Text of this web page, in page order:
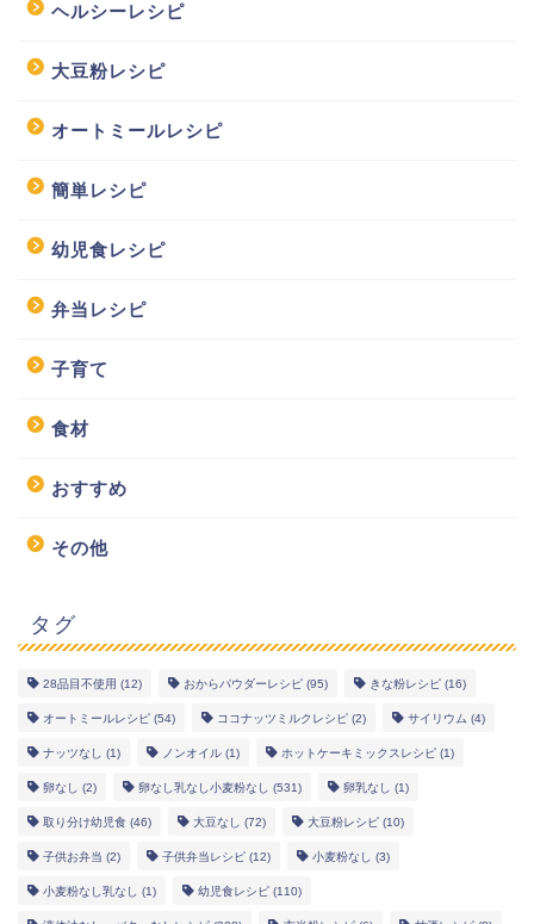
ヘルシーレシピ
大豆粉レシピ
オートミールレシピ
簡単レシピ
幼児食レシピ
弁当レシピ
子育て
食材
おすすめ
その他
タグ
28品目不使用 (12) おからパウダーレシピ (95) きな粉レシピ (16)
オートミールレシピ (54) ココナッツミルクレシピ (2) サイリウム (4)
ナッツなし (1) ノンオイル (1) ホットケーキミックスレシピ (1)
卵なし (2) 卵なし乳なし小麦粉なし (531) 卵乳なし (1)
取り分け幼児食 (46) 大豆なし (72) 大豆粉レシピ (10)
子供お弁当 (2) 子供弁当レシピ (12) 小麦粉なし (3)
小麦粉なし乳なし (1) 幼児食レシピ (110)
幼児食レシピ
米粉レシピ
ヘルシーレシピ